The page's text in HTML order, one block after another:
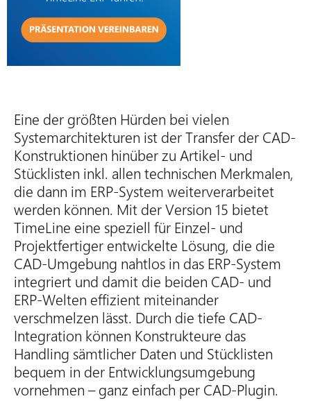
Eine der größten Hürden bei vielen
Systemarchitekturen ist der Transfer der CAD-
Konstruktionen hinüber zu Artikel- und
Stücklisten inkl. allen technischen Merkmalen,
die dann im ERP-System weiterverarbeitet
werden können. Mit der Version 15 bietet
TimeLine eine speziell für Einzel- und
Projektfertiger entwickelte Lösung, die die
CAD-Umgebung nahtlos in das ERP-System
integriert und damit die beiden CAD- und
ERP-Welten effizient miteinander
verschmelzen lässt. Durch die tiefe CAD-
Integration können Konstrukteure das
Handling sämtlicher Daten und Stücklisten
bequem in der Entwicklungsumgebung
vornehmen – ganz einfach per CAD-Plugin.